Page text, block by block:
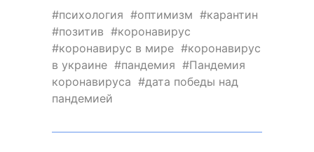
психология оптимизм
карантин
позитив
коронавирус
коронавирус в мире
коронавирус
в украине
пандемия
Пандемия
коронавируса
дата победы над
пандемией